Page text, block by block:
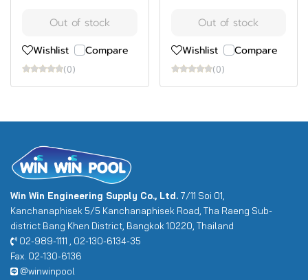
Out of stock
Wishlist Compare
(0)
Out of stock
Wishlist Compare
(0)
Win Win Engineering Supply Co., Ltd. 7/11 Soi 01,
Kanchanaphisek 5/5 Kanchanaphisek Road, Tha Raeng Sub-
district Bang Khen District, Bangkok 10220, Thailand
02-989-1111 , 02-130-6134-35
Fax. 02-130-6136
@winwinpool